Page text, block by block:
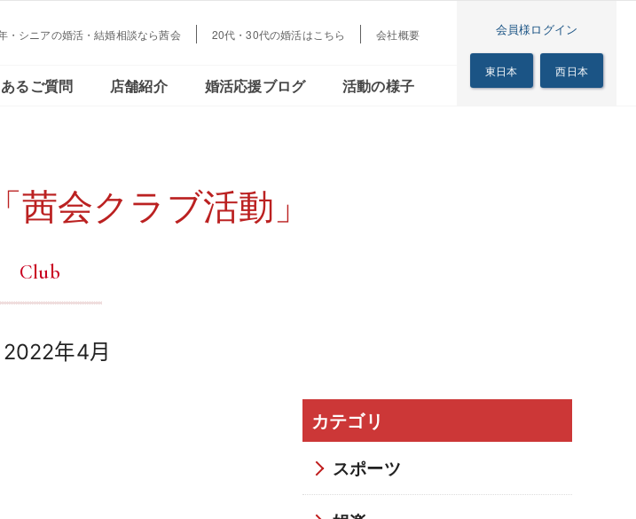
・シニアの婚活・結婚相談なら茜会 20代・30代の婚活はこちら 会社概要 会員様ログイン
東日本 西日本
るご質問 店舗紹介 婚活応援ブログ 活動の様子
シニアの恋の歩き方
茜会クラブ活動」
Club
2022年4月
カテゴリ
スポーツ